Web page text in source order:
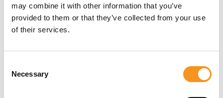
may combine it with other information that you’ve
provided to them or that they’ve collected from your use
of their services.
Selection
Necessary
laatste onderdeel heeft ontvangen.
bij overeenkomsten voor regelmatige levering
van producten gedurende een bepaalde periode:
ontvangen.